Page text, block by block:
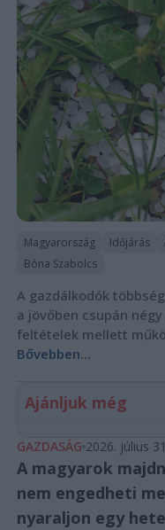
Magyarország Időjárás
Bóna Szabolcs
A gazdálkodók
a jövőben csupán
feltételek mellett
Bővebben...
Ajánljuk még
GAZDASÁG 2026. július
A magyarok
nem engedheti
nyaraljon egy